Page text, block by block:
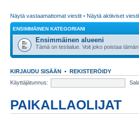
Näytä vastaamattomat viestit • Näytä aktiiviset
ENSIMMÄINEN KATEGORIANI
Ensimmäinen alueeni
Tämä on testialue. Voit joko poistaa
KIRJAUDU SISÄÄN • REKISTERÖIDY
Käyttäjätunnus:
PAIKALLAOLIJAT